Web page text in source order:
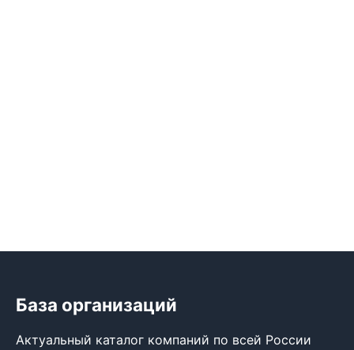
База организаций
Актуальный каталог компаний по всей России